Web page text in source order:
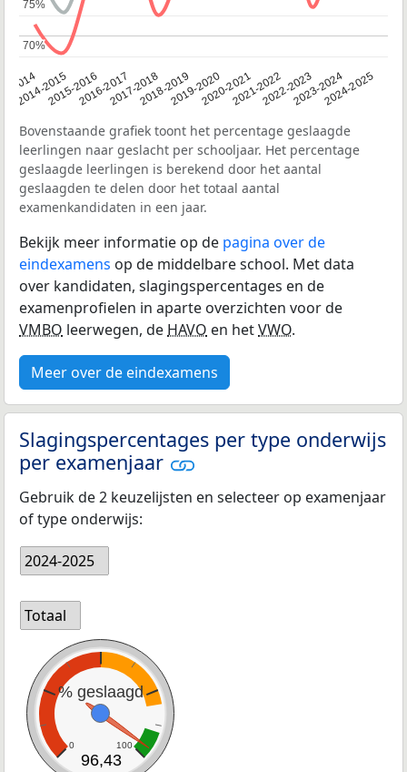
2014
2014-20152015-20162016-20172017-20182018-20192019-20202020-20212021-20222022-20232023-20242024-2025
70%
70%
75%
75%
Bovenstaande grafiek toont het percentage geslaagde
leerlingen naar geslacht per schooljaar. Het percentage
geslaagde leerlingen is berekend door het aantal
geslaagden te delen door het totaal aantal
examenkandidaten in een jaar.
Bekijk meer informatie op de pagina over de
eindexamens op de middelbare school. Met data
over kandidaten, slagingspercentages en de
examenprofielen in aparte overzichten voor de
VMBO leerwegen, de HAVO en hetVWO.
Meer over de eindexamens
Slagingspercentages per type onderwijs
per examenjaar
Gebruik de 2 keuzelijsten en selecteer op examenjaar
of type onderwijs:
2024-2025
Totaal
% geslaagd
0 100
96,43